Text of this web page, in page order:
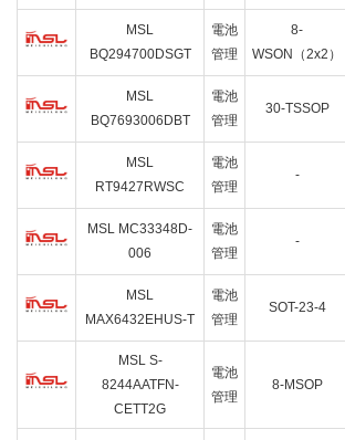
MSL
BQ294700DSGT
電池
管理
8-
WSON（2x2）
MSL
BQ7693006DBT
電池
管理
30-TSSOP
MSL
RT9427RWSC
電池
管理
-
MSL MC33348D-
006
電池
管理
-
MSL
MAX6432EHUS-T
電池
管理
SOT-23-4
MSL S-
8244AATFN-
CETT2G
電池
管理
8-MSOP